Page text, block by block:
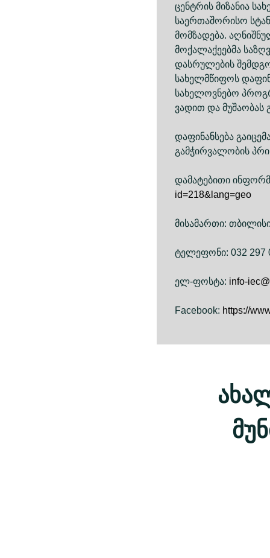
ცენტრის მიზანია
საერთაშორისო
მომზადება.
მოქალაქეებმა
დასრულების
სახელმწიფოს
სახელოვნებო
ვადით და მუშაობას
დაფინანსება
გამჭირვალობის
დამატებითი
id=218&lang=geo
მისამართი:
ტელეფონი: 032 297
ელ-ფოსტა: info-
Facebook: https://